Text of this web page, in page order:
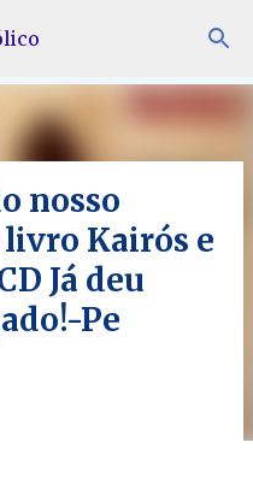
principal
nosso
Kairós e
Já deu
Pe